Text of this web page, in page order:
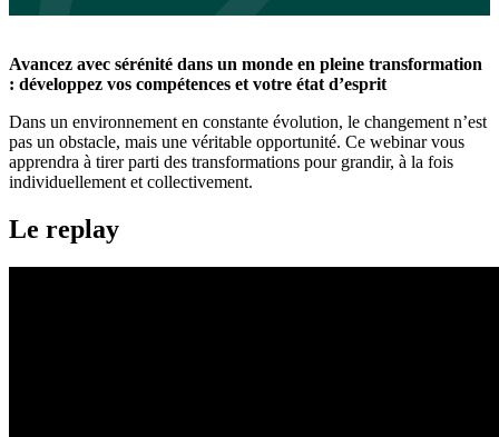
Avancez avec sérénité dans un monde en pleine transformation
: développez vos compétences et votre état d’esprit
Dans un environnement en constante évolution, le changement n’est
pas un obstacle, mais une véritable opportunité. Ce webinar vous
apprendra à tirer parti des transformations pour grandir, à la fois
individuellement et collectivement.
Le replay